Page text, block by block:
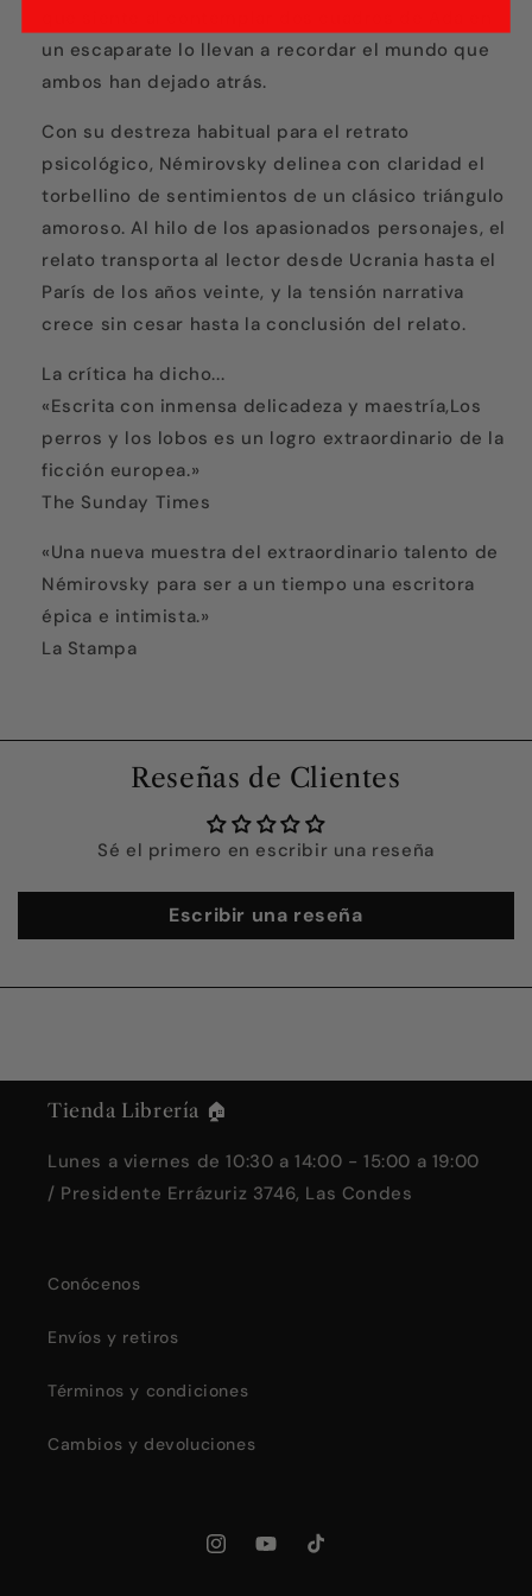
un escaparate lo llevan a recordar el mundo que
ambos han dejado atrás.
Con su destreza habitual para el retrato
psicológico, Némirovsky delinea con claridad el
torbellino de sentimientos de un clásico triángulo
amoroso. Al hilo de los apasionados personajes, el
relato transporta al lector desde Ucrania hasta el
París de los años veinte, y la tensión narrativa
crece sin cesar hasta la conclusión del relato.
La crítica ha dicho...
«Escrita con inmensa delicadeza y maestría,Los
perros y los lobos es un logro extraordinario de la
ficción europea.»
The Sunday Times
«Una nueva muestra del extraordinario talento de
Némirovsky para ser a un tiempo una escritora
épica e intimista.»
La Stampa
Reseñas de Clientes
Sé el primero en escribir una reseña
Escribir una reseña
Tienda Librería 🏠
Lunes a viernes de 10:30 a 14:00 - 15:00 a 19:00
/ Presidente Errázuriz 3746, Las Condes
Conócenos
Envíos y retiros
Términos y condiciones
Cambios y devoluciones
InstagramYouTubeTikTok